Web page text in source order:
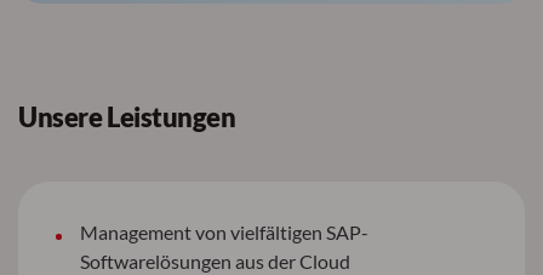
Unsere Leistungen
Management von vielfältigen SAP-
Softwarelösungen aus der Cloud